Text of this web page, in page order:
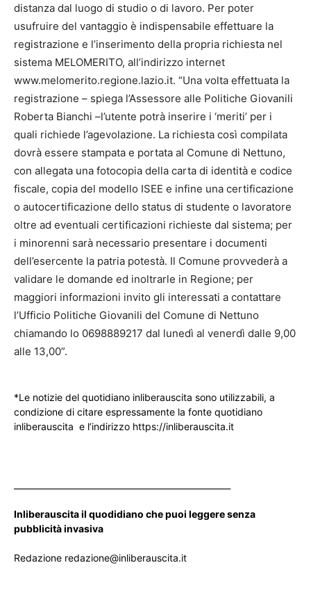
distanza dal luogo di studio o di lavoro. Per poter
usufruire del vantaggio è indispensabile effettuare la
registrazione e l’inserimento della propria richiesta nel
sistema MELOMERITO, all’indirizzo internet
www.melomerito.regione.lazio.it. “Una volta effettuata la
registrazione – spiega l’Assessore alle Politiche Giovanili
Roberta Bianchi –l’utente potrà inserire i ‘meriti’ per i
quali richiede l’agevolazione. La richiesta così compilata
dovrà essere stampata e portata al Comune di Nettuno,
con allegata una fotocopia della carta di identità e codice
fiscale, copia del modello ISEE e infine una certificazione
o autocertificazione dello status di studente o lavoratore
oltre ad eventuali certificazioni richieste dal sistema; per
i minorenni sarà necessario presentare i documenti
dell’esercente la patria potestà. Il Comune provvederà a
validare le domande ed inoltrarle in Regione; per
maggiori informazioni invito gli interessati a contattare
l’Ufficio Politiche Giovanili del Comune di Nettuno
chiamando lo 0698889217 dal lunedì al venerdì dalle 9,00
alle 13,00”.
*Le notizie del quotidiano inliberauscita sono utilizzabili, a
condizione di citare espressamente la fonte quotidiano
inliberauscita e l’indirizzo https://inliberauscita.it
Inliberauscita il quodidiano che puoi leggere senza
pubblicità invasiva
Redazione redazione@inliberauscita.it